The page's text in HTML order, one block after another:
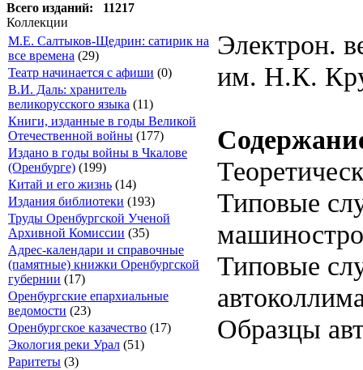
Всего изданий: 11217
Коллекции
М.Е. Салтыков-Щедрин: сатирик на
все времена (29)
Театр начинается с афиши (0)
В.И. Даль: хранитель
великорусского языка (11)
Книги, изданные в годы Великой
Отечественной войны (177)
Издано в годы войны в Чкалове
(Оренбурге) (199)
Китай и его жизнь (14)
Издания библиотеки (193)
Труды Оренбургской Ученой
Архивной Комиссии (35)
Адрес-календари и справочные
(памятные) книжки Оренбургской
губернии (17)
Оренбургские епархиальные
ведомости (23)
Оренбургское казачество (17)
Экология реки Урал (51)
Раритеты (3)
Электрон.
им. Н.К.
Типовые
Типовые
Образцы